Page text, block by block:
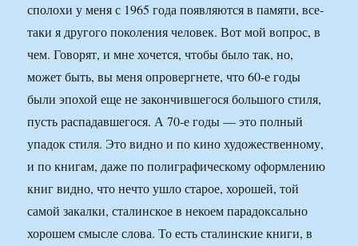
сполохи у меня с 1965 года появляются в памяти, все-
таки я другого поколения человек. Вот мой вопрос, в
чем. Говорят, и мне хочется, чтобы было так, но,
может быть, вы меня опровергнете, что 60-е годы
были эпохой еще не закончившегося большого стиля,
пусть распадавшегося. А 70-е годы — это полный
упадок стиля. Это видно и по кино художественному,
и по книгам, даже по полиграфическому оформлению
книг видно, что нечто ушло старое, хорошей, той
самой закалки, сталинское в некоем парадоксально
хорошем смысле слова. То есть сталинские книги, в